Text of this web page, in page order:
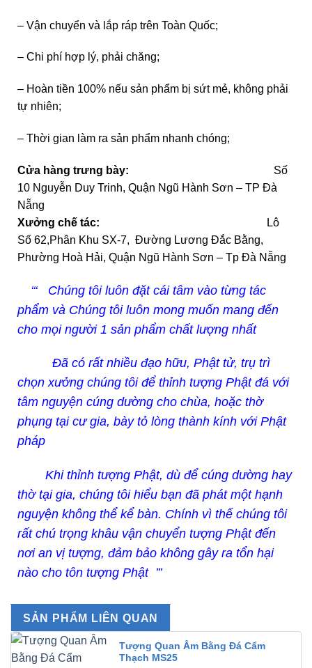
– Vận chuyển và lắp ráp trên Toàn Quốc;
– Chi phí hợp lý, phải chăng;
– Hoàn tiền 100% nếu sản phẩm bị sứt mẻ, không phải
tự nhiên;
– Thời gian làm ra sản phẩm nhanh chóng;
Cửa hàng trưng bày:
Số
10 Nguyễn Duy Trinh, Quận Ngũ Hành Sơn – TP Đà
Nẵng
Xưởng chế tác:
Lô
Số 62,Phân Khu SX-7, Đường Lương Đắc Bằng,
Phường Hoà Hải, Quận Ngũ Hành Sơn – Tp Đà Nẵng
‘‘‘ Chúng tôi luôn đặt cái tâm vào từng tác
phẩm và Chúng tôi luôn mong muốn mang đến
cho mọi người 1 sản phẩm chất lượng nhất
Đã có rất nhiều đạo hữu, Phật tử, trụ trì
chọn xưởng chúng tôi để thỉnh tượng Phật đá với
tâm nguyện cúng dường cho chùa, hoặc thờ
phụng tại cư gia, bày tỏ lòng thành kính với Phật
pháp
Khi thỉnh tượng Phật, dù để cúng dường hay
thờ tại gia, chúng tôi hiểu bạn đã phát một hạnh
nguyện không thể kể bàn. Chính vì thế chúng tôi
rất chú trọng khâu vận chuyển tượng Phật đến
nơi an vị tượng, đảm bảo không gây ra tổn hại
nào cho tôn tượng Phật ’’’
SẢN PHẨM LIÊN QUAN
Tượng Quan Âm Bằng Đá Cẩm
Thạch MS25